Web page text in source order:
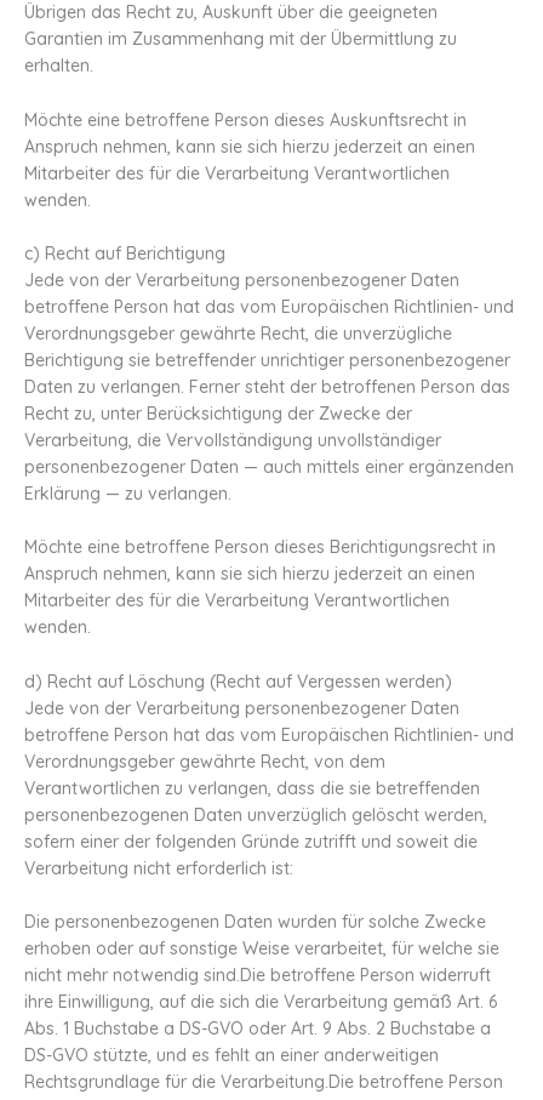
Übrigen das Recht zu, Auskunft über die geeigneten
Garantien im Zusammenhang mit der Übermittlung zu
erhalten.
Möchte eine betroffene Person dieses Auskunftsrecht in
Anspruch nehmen, kann sie sich hierzu jederzeit an einen
Mitarbeiter des für die Verarbeitung Verantwortlichen
wenden.
c) Recht auf Berichtigung
Jede von der Verarbeitung personenbezogener Daten
betroffene Person hat das vom Europäischen Richtlinien- und
Verordnungsgeber gewährte Recht, die unverzügliche
Berichtigung sie betreffender unrichtiger personenbezogener
Daten zu verlangen. Ferner steht der betroffenen Person das
Recht zu, unter Berücksichtigung der Zwecke der
Verarbeitung, die Vervollständigung unvollständiger
personenbezogener Daten — auch mittels einer ergänzenden
Erklärung — zu verlangen.
Möchte eine betroffene Person dieses Berichtigungsrecht in
Anspruch nehmen, kann sie sich hierzu jederzeit an einen
Mitarbeiter des für die Verarbeitung Verantwortlichen
wenden.
d) Recht auf Löschung (Recht auf Vergessen werden)
Jede von der Verarbeitung personenbezogener Daten
betroffene Person hat das vom Europäischen Richtlinien- und
Verordnungsgeber gewährte Recht, von dem
Verantwortlichen zu verlangen, dass die sie betreffenden
personenbezogenen Daten unverzüglich gelöscht werden,
sofern einer der folgenden Gründe zutrifft und soweit die
Verarbeitung nicht erforderlich ist:
Die personenbezogenen Daten wurden für solche Zwecke
erhoben oder auf sonstige Weise verarbeitet, für welche sie
nicht mehr notwendig sind.Die betroffene Person widerruft
ihre Einwilligung, auf die sich die Verarbeitung gemäß Art. 6
Abs. 1 Buchstabe a DS-GVO oder Art. 9 Abs. 2 Buchstabe a
DS-GVO stützte, und es fehlt an einer anderweitigen
Rechtsgrundlage für die Verarbeitung.Die betroffene Person